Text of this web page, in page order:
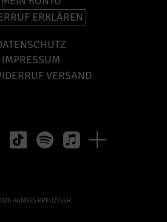
ERKLÄREN
IMPRESSUM
VERSAND
HANNES KREUZIGER